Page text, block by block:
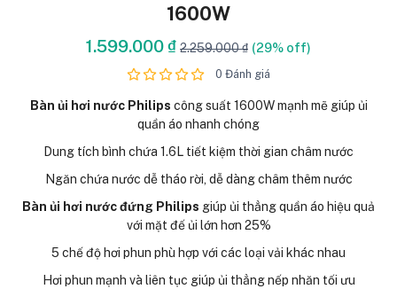
1600W
1.599.000 ₫ 2.259.000 ₫ (29% off)
0 Đánh giá
Bàn ủi hơi nước Philips công suất 1600W mạnh mẽ giúp ủi
quần áo nhanh chóng
Dung tích bình chứa 1.6L tiết kiệm thời gian châm nước
Ngăn chứa nước dễ tháo rời, dễ dàng châm thêm nước
Bàn ủi hơi nước đứng Philips giúp ủi thẳng quần áo hiệu quả
với mặt đế ủi lớn hơn 25%
5 chế độ hơi phun phù hợp với các loại vải khác nhau
Hơi phun mạnh và liên tục giúp ủi thẳng nếp nhăn tối ưu